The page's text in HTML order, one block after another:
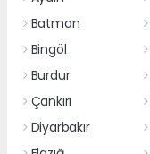
Batman
Bingöl
Burdur
Çankırı
Diyarbakır